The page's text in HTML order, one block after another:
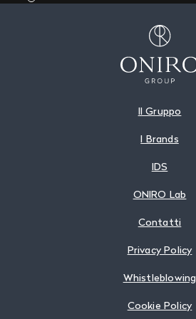
Il Gruppo
I Brands
IDS
ONIRO Lab
Contatti
Privacy Policy
Whistleblowing
Cookie Policy